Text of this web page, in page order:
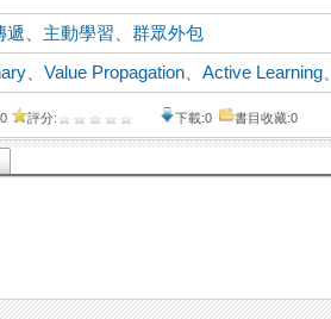
遞 主動學習 、群眾外包
、Value Propagation 、Active Learning
評分: 下載:0 書目收藏:0